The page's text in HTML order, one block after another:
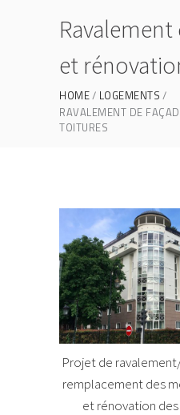
et
HOME
LOGEMENTS
RAVALEMENT DE
TOITURES
Projet de
remplacement des
et rénovation